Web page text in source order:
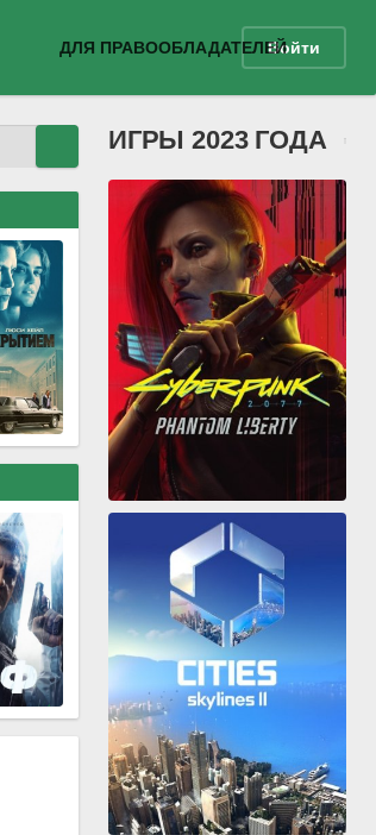
ДЛЯ ПРАВООБЛАДАТЕЛЕЙВойти
ИГРЫ 2023 ГОДА